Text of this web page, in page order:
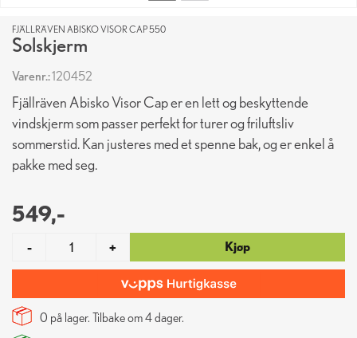
FJÄLLRÄVEN ABISKO VISOR CAP 550
Solskjerm
Varenr.:120452
Fjällräven Abisko Visor Cap er en lett og beskyttende
vindskjerm som passer perfekt for turer og friluftsliv
sommerstid. Kan justeres med et spenne bak, og er enkel å
pakke med seg.
549,-
- + Kjøp
0 på lager. Tilbake om4dager.